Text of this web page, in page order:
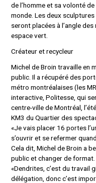
de l’homme et sa volonté
monde. Les deux
seront placées à l’angle des
espace vert.
Créateur et recycleur
Michel de Broin travaille en
public. Il a récupéré des
métro montréalaises (les
interactive, Politesse, qui
centre-ville de Montréal,
KM3 du Quartier des
«Je vais placer 16 portes
s’ouvrir et se refermer
Cela dit, Michel de Broin a
public et changer de format.
«Dendrites, c’est du travail
délégation, donc c’est